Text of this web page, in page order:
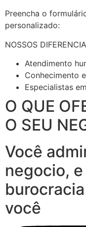
Preencha o
personalizado:
NOSSOS
Atendimento
Conhecimento
Especialistas
O QUE
O SEU
Você
negocio,
você